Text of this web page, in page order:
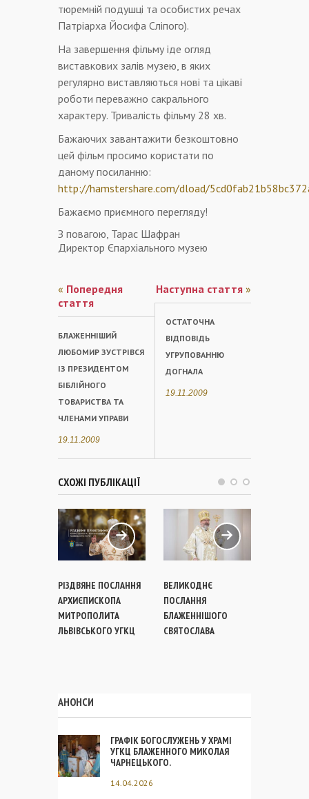
тюремній подушці та особистих речах
Патріарха Йосифа Сліпого).
На завершення фільму іде огляд
виставкових залів музею, в яких
регулярно виставляються нові та цікаві
роботи переважно сакрального
характеру. Тривалість фільму 28 хв.
Бажаючих завантажити безкоштовно
цей фільм просимо користати по
даному посиланню:
http://hamstershare.com/dload/
Бажаємо приємного перегляду!
З повагою, Тарас Шафран
Директор Єпархіального музею
« Попередня
стаття
БЛАЖЕННІШИЙ
ЛЮБОМИР ЗУСТРІВСЯ
ІЗ ПРЕЗИДЕНТОМ
БІБЛІЙНОГО
ТОВАРИСТВА ТА
ЧЛЕНАМИ УПРАВИ
19.11.2009
Наступна стаття »
ОСТАТОЧНА
ВІДПОВІДЬ
УГРУПОВАННЮ
ДОГНАЛА
19.11.2009
СХОЖІ ПУБЛІКАЦІЇ
РІЗДВЯНЕ ПОСЛАННЯ
АРХИЄПИСКОПА
МИТРОПОЛИТА
ЛЬВІВСЬКОГО УГКЦ
ВЕЛИКОДНЄ
ПОСЛАННЯ
БЛАЖЕННІШОГО
СВЯТОСЛАВА
АНОНСИ
ГРАФІК БОГОСЛУЖЕНЬ У ХРАМІ
УГКЦ БЛАЖЕННОГО МИКОЛАЯ
ЧАРНЕЦЬКОГО.
14.04.2026